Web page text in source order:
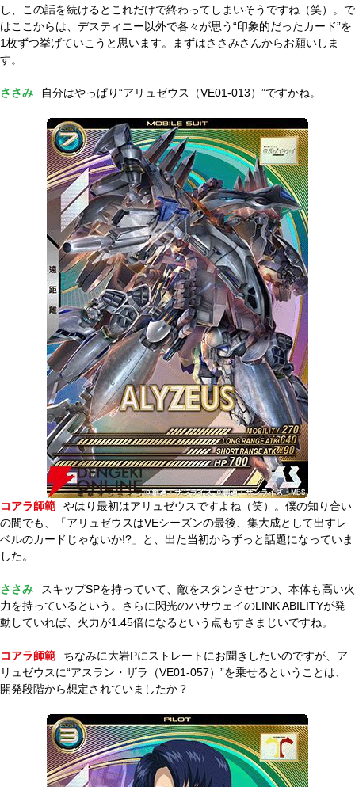
し、この話を続けるとこれだけで終わってしまいそうですね（笑）。で
はここからは、デスティニー以外で各々が思う“印象的だったカード”を
1枚ずつ挙げていこうと思います。まずはささみさんからお願いしま
す。
ささみ 自分はやっぱり“アリュゼウス（VE01-013）”ですかね。
コアラ師範
やはり最初はアリュゼウスですよね（笑）。僕の知り合い
の間でも、「アリュゼウスはVEシーズンの最後、集大成として出すレ
ベルのカードじゃないか!?」と、出た当初からずっと話題になっていま
した。
ささみ
スキップSPを持っていて、敵をスタンさせつつ、本体も高い火
力を持っているという。さらに閃光のハサウェイのLINK ABILITYが発
動していれば、火力が1.45倍になるという点もすさまじいですね。
コアラ師範
ちなみに大岩Pにストレートにお聞きしたいのですが、ア
リュゼウスに“アスラン・ザラ（VE01-057）”を乗せるということは、
開発段階から想定されていましたか？